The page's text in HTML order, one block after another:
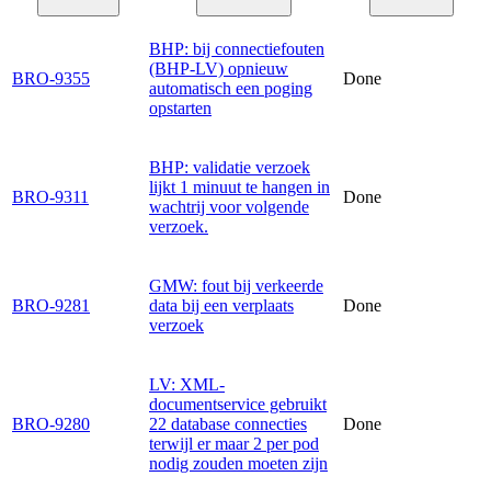
BRO-9355
BHP: bij connectiefouten
(BHP-LV) opnieuw
automatisch een poging
opstarten
Done
BRO-9311
BHP: validatie verzoek
lijkt 1 minuut te hangen in
wachtrij voor volgende
verzoek.
Done
BRO-9281
GMW: fout bij verkeerde
data bij een verplaats
verzoek
Done
BRO-9280
LV: XML-
documentservice gebruikt
22 database connecties
terwijl er maar 2 per pod
nodig zouden moeten zijn
Done